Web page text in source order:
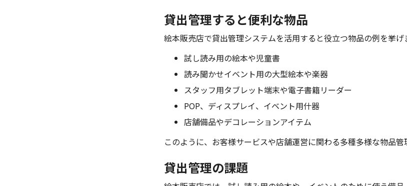
貸出管理すると便利な物品
絵本販売店で貸出管理システムを活用すると役立つ物品の例を挙げ
試し読み用の絵本や児童書
読み聞かせイベント用の大型絵本や楽器
スタッフ用タブレット端末や電子書籍リーダー
POP、ディスプレイ、イベント用什器
店舗備品やデコレーションアイテム
このように、お客様サービスや店舗運営に関わる多種多様な物品管
貸出管理の課題